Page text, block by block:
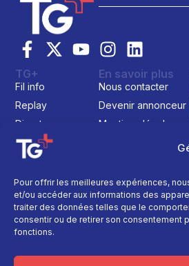
Pour offrir les meilleures expériences,
et/ou accéder aux informations des
traiter des données telles que le
consentir ou de retirer son consentement
fonctions.
TG+
Fil info
Replay
Direct
Programme TV
La chaine
Le média
En savoir plus
Nous contacter
Devenir annonceur
Mentions légales